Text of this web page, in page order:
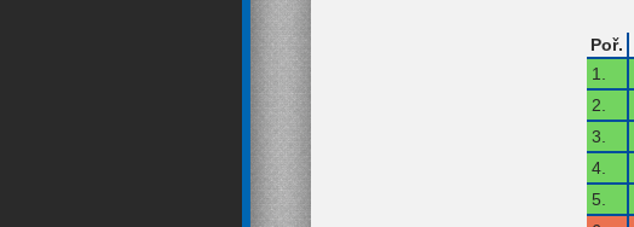
Poř.
1.
2.
3.
4.
5.